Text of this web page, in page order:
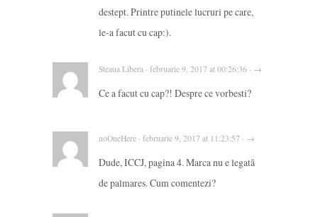
destept. Printre putinele lucruri pe care,
le-a facut cu cap:).
Steaua Libera · februarie 9, 2017 at 00:26:36 · →
Ce a facut cu cap?! Despre ce vorbesti?
noOneHere · februarie 9, 2017 at 11:23:57 · →
Dude, ICCJ, pagina 4. Marca nu e legată
de palmares. Cum comentezi?